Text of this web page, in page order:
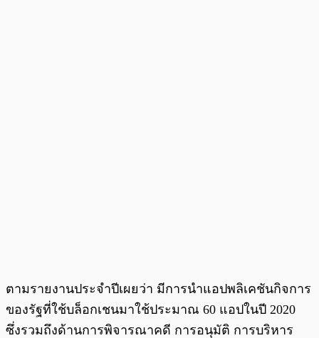
ตามรายงานประจำปีเผยว่า มีการนำแอปพลิเคชันกิจการ
ของรัฐที่ใช้บล็อกเชนมาใช้ประมาณ 60 แอปในปี 2020
ซึ่งรวมถึงด้านการพิจารณาคดี การอนุมัติ การบริหาร